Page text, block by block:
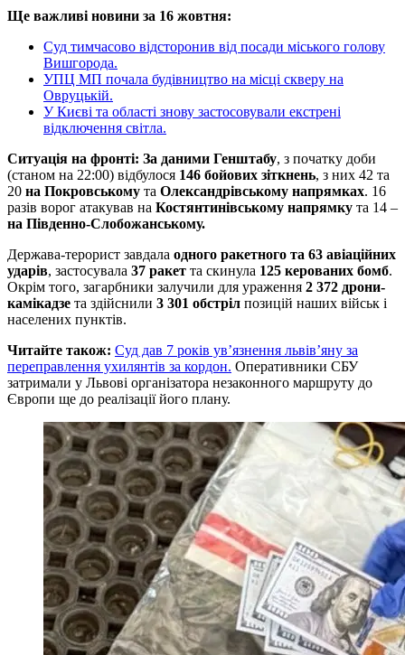
Ще важливі новини за 16 жовтня:
Суд тимчасово відсторонив від посади міського голову
Вишгорода.
УПЦ МП почала будівництво на місці скверу на
Овруцькій.
У Києві та області знову застосовували екстрені
відключення світла.
Ситуація на фронті: За даними Генштабу, з початку доби
(станом на 22:00) відбулося 146 бойових зіткнень, з них 42 та
20 на Покровському та Олександрівському напрямках. 16
разів ворог атакував на Костянтинівському напрямку та 14 –
на Південно-Слобожанському.
Держава-терорист завдала одного ракетного та 63 авіаційних
ударів, застосувала 37 ракет та скинула 125 керованих бомб.
Окрім того, загарбники залучили для ураження 2 372 дрони-
камікадзе та здійснили 3 301 обстріл позицій наших військ і
населених пунктів.
Читайте також: Суд дав 7 років ув’язнення львів’яну за
переправлення ухилянтів за кордон. Оперативники СБУ
затримали у Львові організатора незаконного маршруту до
Європи ще до реалізації його плану.